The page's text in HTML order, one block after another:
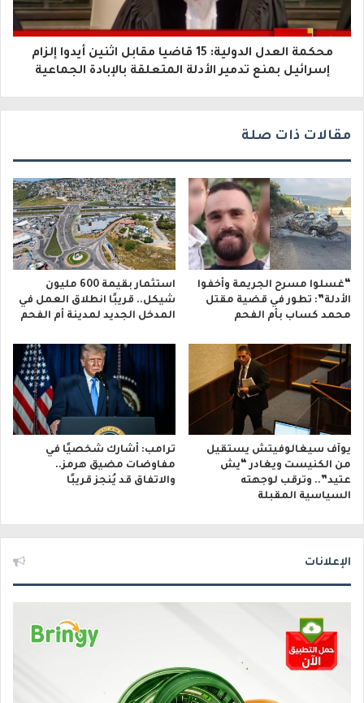
و
محكمة العدل الدولية: 15 قاضيا مقابل اثنين أيدوا إلزام
إسرائيل بمنع تدمير الأدلة المتعلقة بالإبادة الجماعية
مقالات ذات صلة
“غسلوا مسرح الجريمة وأخفوا
الأدلة”: تطور في قضية مقتل
محمد كساب بأم الفحم
استثمار بقيمة 600 مليون
شيكل.. قريبًا انطلاق العمل في
المدخل الجديد لمدينة أم الفحم
يوآف سيغالوفيتش يستقيل
من الكنيست ويغادر “يش
عتيد”.. وترقب لوجهته
السياسية المقبلة
ترامب: أشارك شخصيًا في
مفاوضات مضيق هرمز..
والاتفاق قد يُنجز قريبًا
الإعلانات